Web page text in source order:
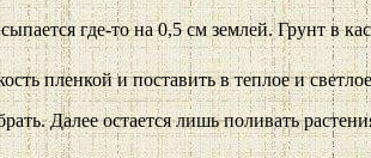
где-то на 0,5 см землей. Грунт в
пленкой и поставить в теплое и
Далее остается лишь поливать